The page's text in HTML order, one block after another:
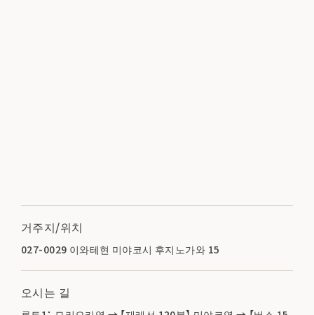
거주지/위치
027-0029 이와테현 미야코시 후지노가와 15
오시는 길